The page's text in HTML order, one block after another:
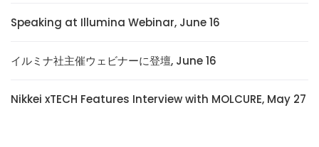
Speaking at Illumina Webinar, June 16
イルミナ社主催ウェビナーに登壇, June 16
Nikkei xTECH Features Interview with MOLCURE, May 27